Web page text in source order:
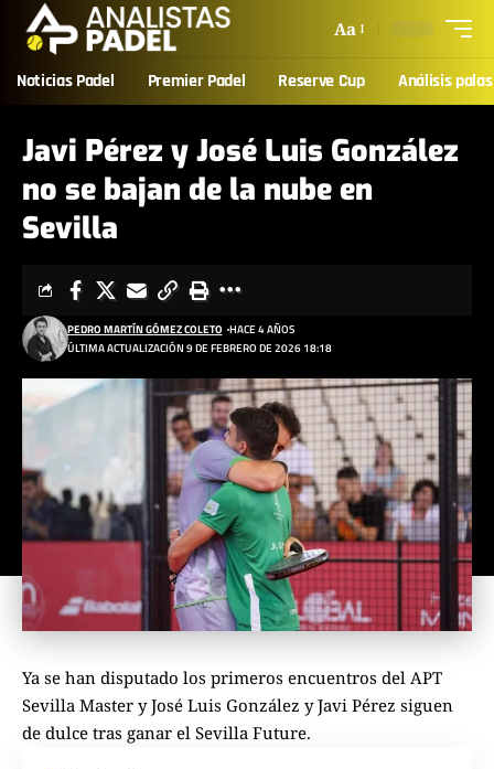
Aa
Noticias Padel Premier Padel Reserve Cup Análisis palas
Javi Pérez y José Luis González
no se bajan de la nube en
Sevilla
ÚLTIMA ACTUALIZACIÓN 9 DE FEBRERO DE 2026 18:18
PEDRO MARTÍN GÓMEZ COLETO HACE 4 AÑOS
Ya se han disputado los primeros encuentros del APT
Sevilla Master y José Luis González y Javi Pérez siguen
de dulce tras ganar el Sevilla Future.